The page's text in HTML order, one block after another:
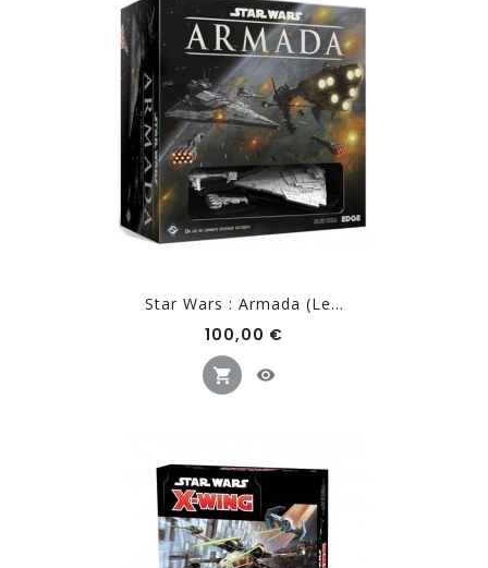
Star Wars : Armada (Le...
100,00 €